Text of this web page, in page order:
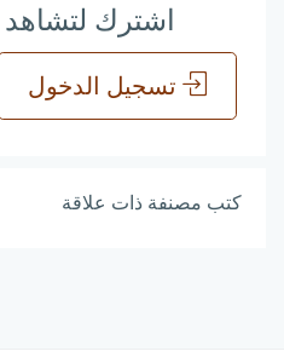
اشترك
تسجيل الدخول
كتب مصنفة ذات علاقة